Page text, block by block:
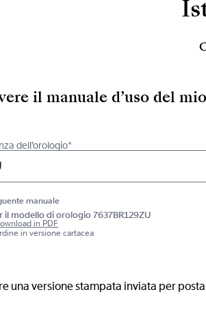
il manuale d’uso del mio
dell’orologio*
manuale
il modello di orologio 7637BR129ZU
in PDF
in versione cartacea
una versione stampata inviata per posta